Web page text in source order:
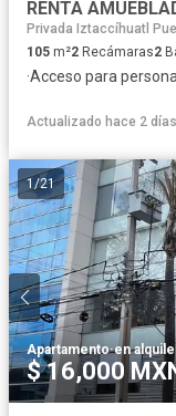
Privada Iztaccíhuatl
105 m²2 Recámaras2
·Acceso para
Actualizado hace 2 días
1 /21
Apartamento·en
$ 16,000